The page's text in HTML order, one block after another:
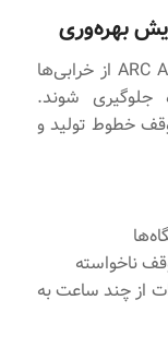
بهره‌وری
طبق آمار مؤسسه ARC Advisory Group، 80% از خرابی‌ها
جلوگیری شوند.
خطوط تولید و
از چند ساعت به